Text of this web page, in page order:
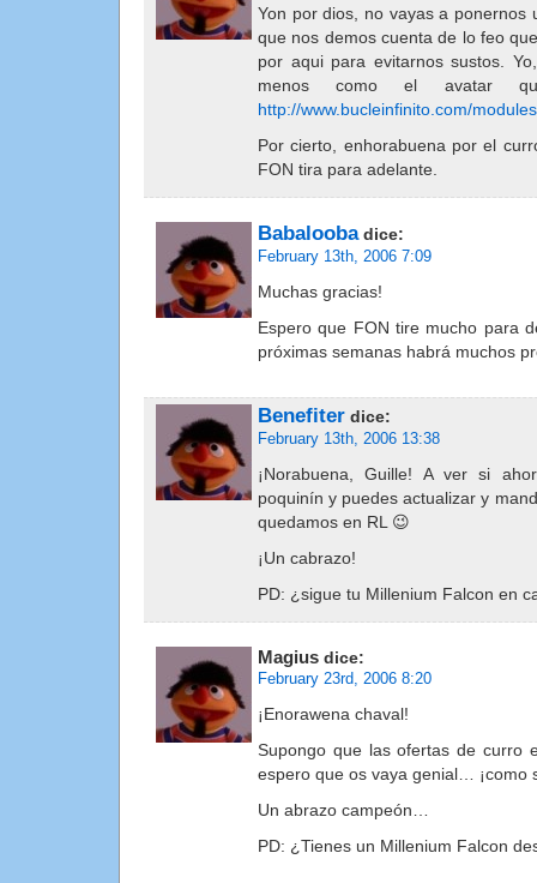
Yon por dios, no vayas a ponernos
que nos demos cuenta de lo feo
por aqui para evitarnos sustos.
menos como el avatar
http://www.bucleinfinito.com/
Por cierto, enhorabuena por el
FON tira para adelante.
Babaloobadice:
February 13th, 2006 7:09
Muchas gracias!
Espero que FON tire mucho para
próximas semanas habrá muchos
Benefiter dice:
February 13th, 2006 13:38
¡Norabuena, Guille! A ver si
poquinín y puedes actualizar y
quedamos en RL 😉
¡Un cabrazo!
PD: ¿sigue tu Millenium Falcon en
Magius dice:
February 23rd, 2006 8:20
¡Enorawena chaval!
Supongo que las ofertas de curro
espero que os vaya genial… ¡como
Un abrazo campeón…
PD: ¿Tienes un Millenium Falcon